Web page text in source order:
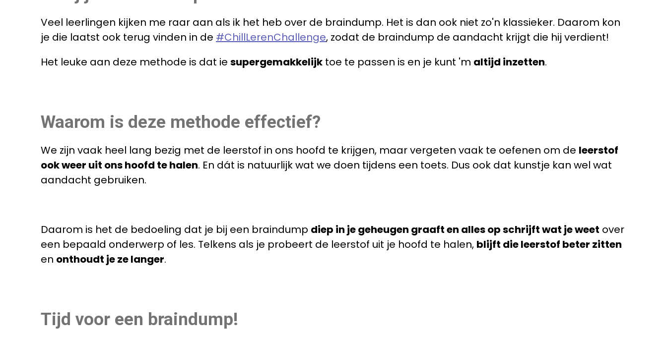
Veel leerlingen kijken me raar aan als ik het heb over de braindump. Het is dan ook niet zo'n klassieker. Daarom kon
je die laatst ook terug vinden in de #ChillLerenChallenge, zodat de braindump de aandacht krijgt die hij verdient!
Het leuke aan deze methode is dat ie supergemakkelijk toe te passen is en je kunt 'm altijd inzetten.
Waarom is deze methode effectief?
We zijn vaak heel lang bezig met de leerstof in ons hoofd te krijgen, maar vergeten vaak te oefenen om de leerstof
ook weer uit ons hoofd te halen. En dát is natuurlijk wat we doen tijdens een toets. Dus ook dat kunstje kan wel wat
aandacht gebruiken.
Daarom is het de bedoeling dat je bij een braindump diep in je geheugen graaft en alles op schrijft wat je weet over
een bepaald onderwerp of les. Telkens als je probeert de leerstof uit je hoofd te halen, blijft die leerstof beter zitten
en onthoudt je ze langer.
Tijd voor een braindump!